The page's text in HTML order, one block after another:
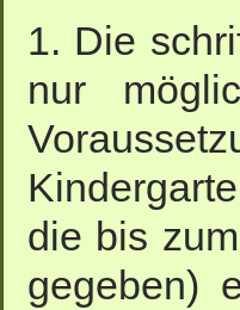
1. Die
nur
die bis
gegeben)